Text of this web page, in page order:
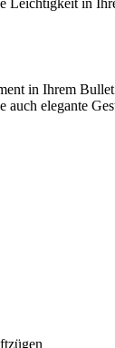
in Ihrem
elegante